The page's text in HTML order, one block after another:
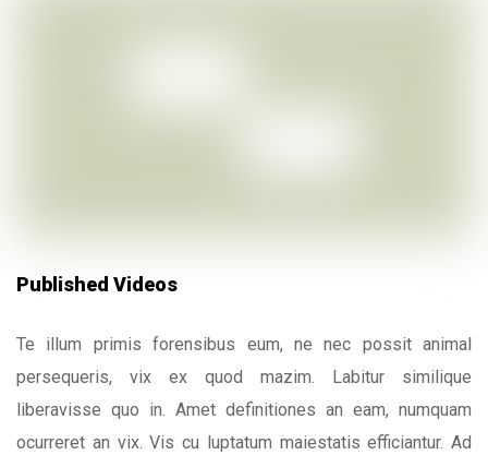
Published Videos
Te illum primis forensibus eum, ne nec possit animal
persequeris, vix ex quod mazim. Labitur similique
liberavisse quo in. Amet definitiones an eam, numquam
ocurreret an vix. Vis cu luptatum maiestatis efficiantur. Ad